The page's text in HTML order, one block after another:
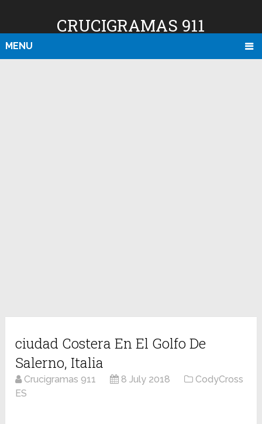
CRUCIGRAMAS 911
MENU
ciudad Costera En El Golfo De
Salerno, Italia
Crucigramas 911 8 July 2018
CodyCross
ES